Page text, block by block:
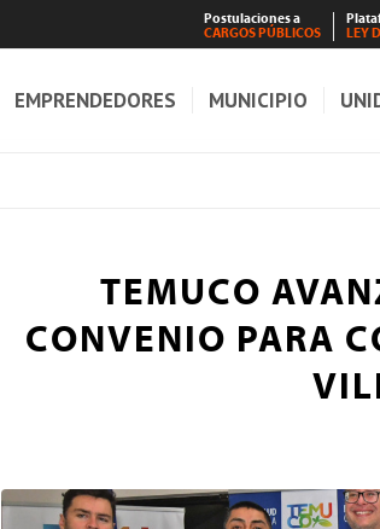
Postulaciones a
CARGOS PÚBLICOS
LEY
EMPRENDEDORES MUNICIPIO
TEMUCO
CONVENIO PARA